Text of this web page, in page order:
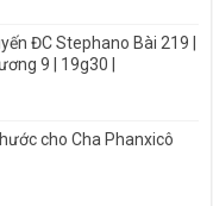
ĐC Stephano Bài 219 |
9 | 19g30 |
cho Cha Phanxicô